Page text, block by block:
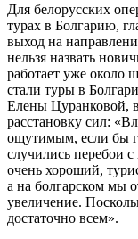
Для белорусских
турах в Болгарию,
выход на
нельзя назвать
работает уже около
стали туры в
Елены Цуранковой,
расстановку сил:
ощутимым, если бы
случились перебои
очень хороший,
а на болгарском мы
увеличение.
достаточно всем».